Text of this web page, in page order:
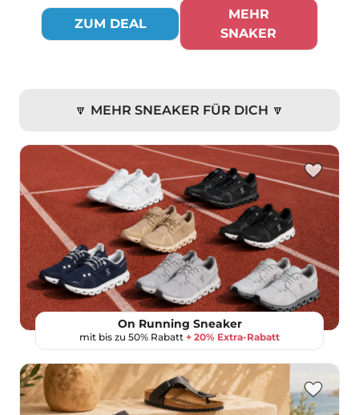
ZUM DEAL
MEHR
SNAKER
🔽 MEHR SNEAKER FÜR DICH 🔽
On Running Sneaker
mit bis zu 50% Rabatt + 20% Extra-Rabatt